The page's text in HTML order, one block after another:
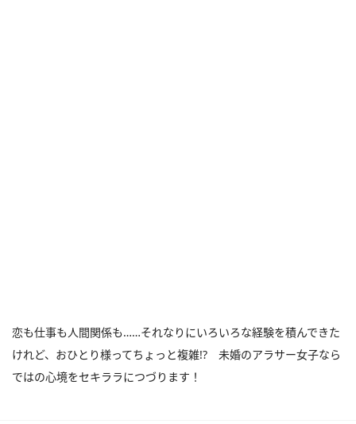
恋も仕事も人間関係も……それなりにいろいろな経験を積んできた
けれど、おひとり様ってちょっと複雑!? 未婚のアラサー女子なら
ではの心境をセキララにつづります！